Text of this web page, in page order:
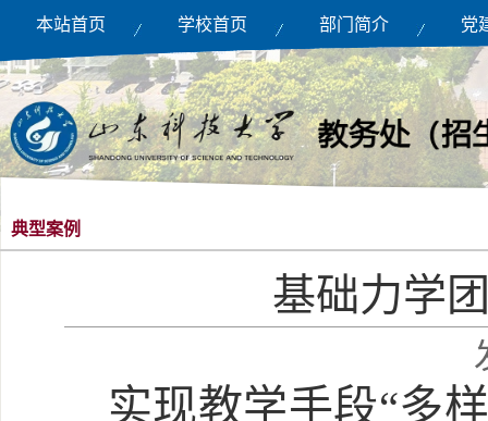
本站首页 学校首页 部门简介 党
典型案例
基础力学
实现教学手段“多